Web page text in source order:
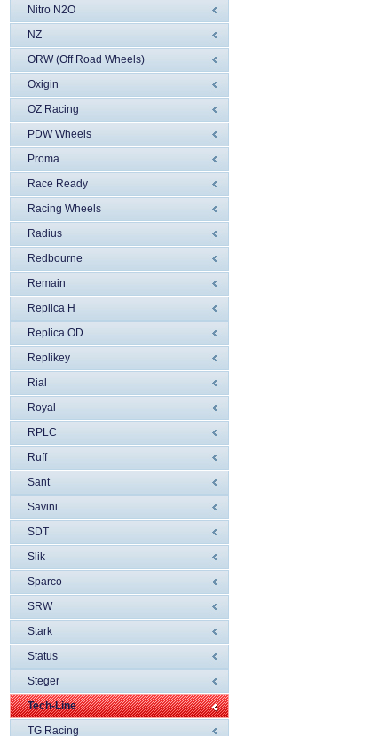
Nitro N2O
NZ
ORW (Off Road Wheels)
Oxigin
OZ Racing
PDW Wheels
Proma
Race Ready
Racing Wheels
Radius
Redbourne
Remain
Replica H
Replica OD
Replikey
Rial
Royal
RPLC
Ruff
Sant
Savini
SDT
Slik
Sparco
SRW
Stark
Status
Steger
Tech-Line
TG Racing